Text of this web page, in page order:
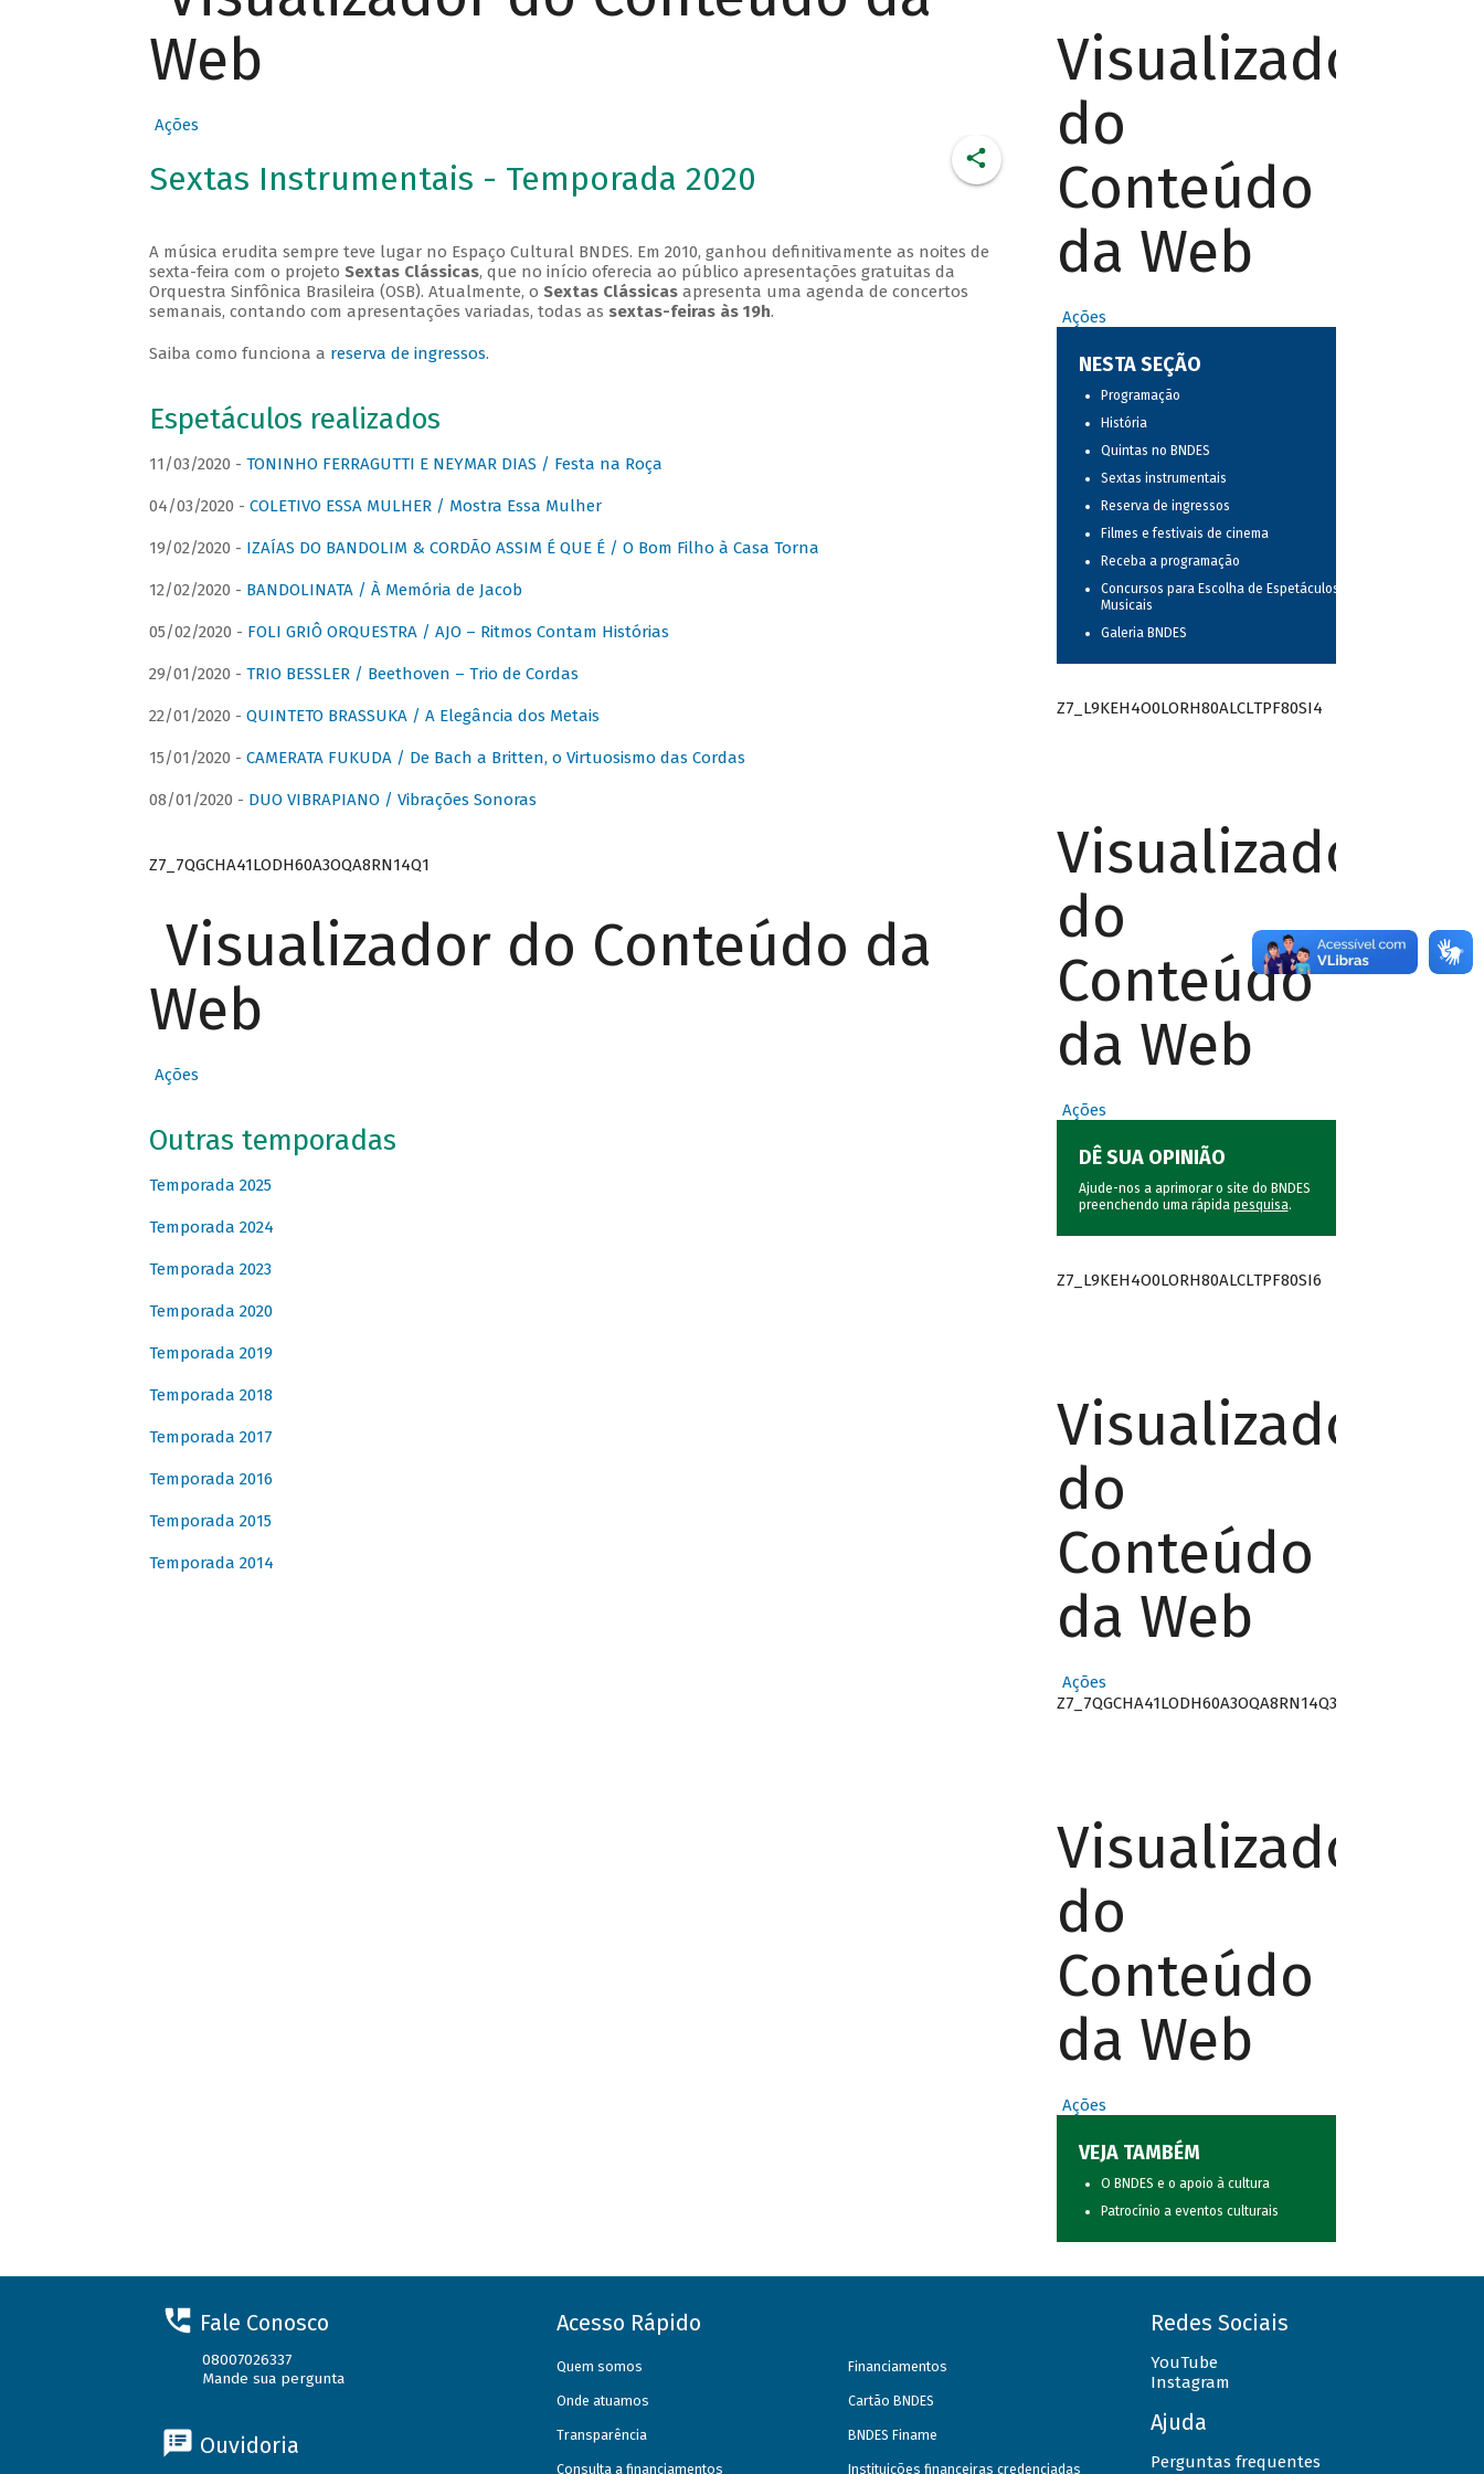
Web
Ações
Sextas Instrumentais - Temporada 2020
A música erudita sempre teve lugar no Espaço Cultural BNDES. Em 2010, ganhou definitivamente as noites de
sexta-feira com o projeto Sextas Clássicas, que no início oferecia ao público apresentações gratuitas da
Orquestra Sinfônica Brasileira (OSB). Atualmente, o Sextas Clássicasapresenta uma agenda de concertos
semanais, contando com apresentações variadas, todas as sextas-feiras às 19h.
Saiba como funciona a reserva de ingressos.
Espetáculos realizados
11/03/2020 - TONINHO FERRAGUTTI E NEYMAR DIAS / Festa na Roça
04/03/2020 - COLETIVO ESSA MULHER / Mostra Essa Mulher
19/02/2020 - IZAÍAS DO BANDOLIM & CORDÃO ASSIM É QUE É / O Bom Filho à Casa Torna
12/02/2020 - BANDOLINATA / À Memória de Jacob
05/02/2020 - FOLI GRIÔ ORQUESTRA / AJO – Ritmos Contam Histórias
29/01/2020 - TRIO BESSLER / Beethoven – Trio de Cordas
22/01/2020 - QUINTETO BRASSUKA / A Elegância dos Metais
15/01/2020 - CAMERATA FUKUDA / De Bach a Britten, o Virtuosismo das Cordas
08/01/2020 - DUO VIBRAPIANO / Vibrações Sonoras
Z7_7QGCHA41LODH60A3OQA8RN14Q1
Visualizador do Conteúdo da
Web
Ações
Outras temporadas
Temporada 2025
Temporada 2024
Temporada 2023
Temporada 2020
Temporada 2019
Temporada 2018
Temporada 2017
Temporada 2016
Temporada 2015
Temporada 2014
Visualizador
do
Conteúdo
da Web
Ações
NESTA SEÇÃO
Programação
História
Quintas no BNDES
Sextas instrumentais
Reserva de ingressos
Filmes e festivais de cinema
Receba a programação
Concursos para Escolha de Espetáculos
Musicais
Galeria BNDES
Z7_L9KEH4O0LORH80ALCLTPF80SI4
Visualizador
do
Conteúdo
da Web
Ações
DÊ SUA OPINIÃO
Ajude-nos a aprimorar o site do BNDES
preenchendo uma rápida pesquisa.
Z7_L9KEH4O0LORH80ALCLTPF80SI6
Visualizador
do
Conteúdo
da Web
Ações
Z7_7QGCHA41LODH60A3OQA8RN14Q3
Visualizador
do
Conteúdo
da Web
Ações
VEJA TAMBÉM
O BNDES e o apoio à cultura
Patrocínio a eventos culturais
Fale Conosco
08007026337
Mande sua pergunta
Ouvidoria
Acesso Rápido
Quem somos
Onde atuamos
Transparência
Consulta a financiamentos
Financiamentos
Cartão BNDES
BNDES Finame
Instituições financeiras credenciadas
Redes Sociais
YouTube
Instagram
Ajuda
Perguntas frequentes